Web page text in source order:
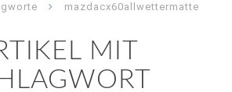
mazdacx60allwettermatte
MIT